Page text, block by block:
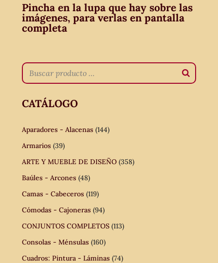
Pincha en la lupa que hay sobre las
imágenes, para verlas en pantalla
completa
CATÁLOGO
Aparadores - Alacenas (144)
Armarios (39)
ARTE Y MUEBLE DE DISEÑO (358)
Baúles - Arcones (48)
Camas - Cabeceros (119)
Cómodas - Cajoneras (94)
CONJUNTOS COMPLETOS (113)
Consolas - Ménsulas (160)
Cuadros: Pintura - Láminas (74)